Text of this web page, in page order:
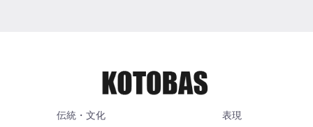
伝統・文化 表現